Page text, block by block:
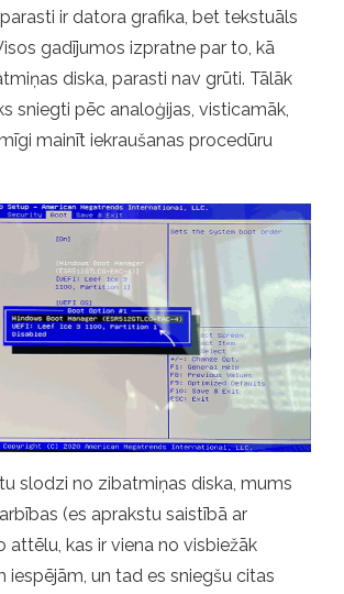
ir datora grafika, bet tekstuāls
gadījumos izpratne par to, kā
diska, parasti nav grūti. Tālāk
sniegti pēc analoģijas, visticamāk,
mainīt iekraušanas procedūru
slodzi no zibatmiņas diska, mums
(es aprakstu saistībā ar
attēlu, kas ir viena no visbiežāk
iespējām, un tad es sniegšu citas